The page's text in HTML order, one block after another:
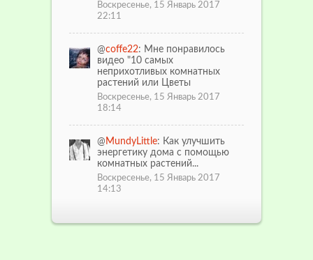
Воскресенье, 15 Январь 2017
22:11
@coffe22: Мне понравилось
видео "10 самых
неприхотливых комнатных
растений или Цветы
Воскресенье, 15 Январь 2017
18:14
@ MundyLittle: Как улучшить
энергетику дома с помощью
комнатных растений...
Воскресенье, 15 Январь 2017
14:13